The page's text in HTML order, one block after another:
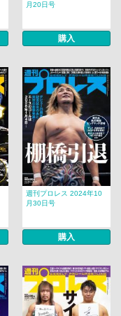
月20日号
購入
週刊プロレス 2024年10
月30日号
購入